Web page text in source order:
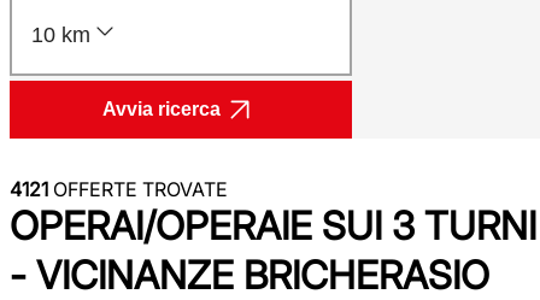
10 km
Avvia ricerca
4121 OFFERTE TROVATE
OPERAI/OPERAIE SUI 3 TURNI
- VICINANZE BRICHERASIO